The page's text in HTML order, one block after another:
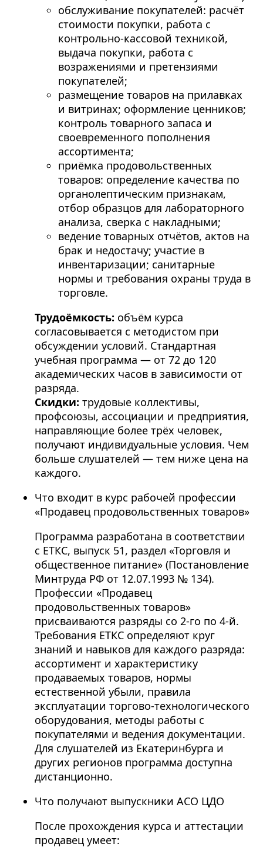
обслуживание покупателей: расчёт
стоимости покупки, работа с
контрольно-кассовой техникой,
выдача покупки, работа с
возражениями и претензиями
покупателей;
размещение товаров на прилавках
и витринах; оформление ценников;
контроль товарного запаса и
своевременного пополнения
ассортимента;
приёмка продовольственных
товаров: определение качества по
органолептическим признакам,
отбор образцов для лабораторного
анализа, сверка с накладными;
ведение товарных отчётов, актов на
брак и недостачу; участие в
инвентаризации; санитарные
нормы и требования охраны труда в
торговле.
Трудоёмкость: объём курса
согласовывается с методистом при
обсуждении условий. Стандартная
учебная программа — от 72 до 120
академических часов в зависимости от
разряда.
Скидки: трудовые коллективы,
профсоюзы, ассоциации и предприятия,
направляющие более трёх человек,
получают индивидуальные условия. Чем
больше слушателей — тем ниже цена на
каждого.
Что входит в курс рабочей профессии
«Продавец продовольственных товаров»
Программа разработана в соответствии
с ЕТКС, выпуск 51, раздел «Торговля и
общественное питание» (Постановление
Минтруда РФ от 12.07.1993 № 134).
Профессии «Продавец
продовольственных товаров»
присваиваются разряды со 2-го по 4-й.
Требования ЕТКС определяют круг
знаний и навыков для каждого разряда:
ассортимент и характеристику
продаваемых товаров, нормы
естественной убыли, правила
эксплуатации торгово-технологического
оборудования, методы работы с
покупателями и ведения документации.
Для слушателей из Екатеринбурга и
других регионов программа доступна
дистанционно.
Что получают выпускники АСО ЦДО
После прохождения курса и аттестации
продавец умеет: